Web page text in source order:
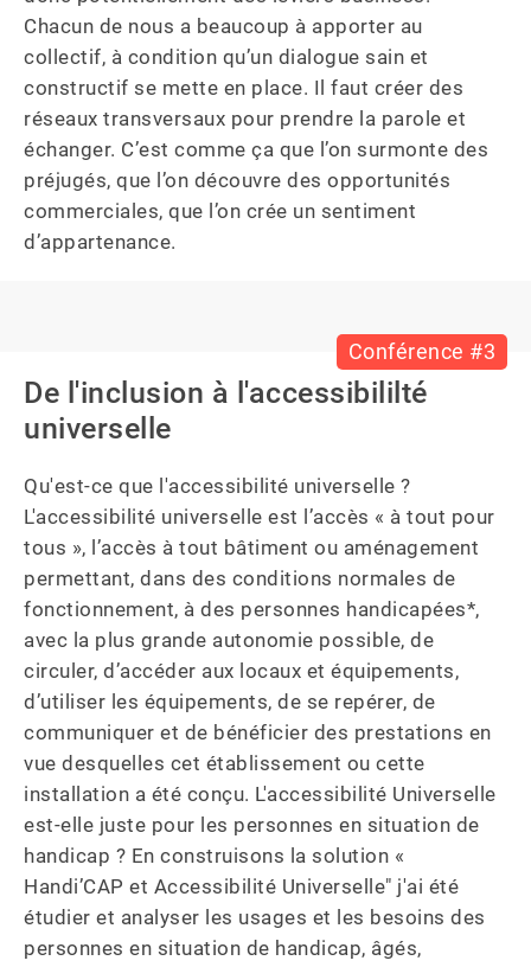
Chacun de nous a beaucoup à apporter au
collectif, à condition qu’un dialogue sain et
constructif se mette en place. Il faut créer des
réseaux transversaux pour prendre la parole et
échanger. C’est comme ça que l’on surmonte des
préjugés, que l’on découvre des opportunités
commerciales, que l’on crée un sentiment
d’appartenance.
Conférence #3
De l'inclusion à l'accessibililté
universelle
Qu'est-ce que l'accessibilité universelle ?
L'accessibilité universelle est l’accès « à tout pour
tous », l’accès à tout bâtiment ou aménagement
permettant, dans des conditions normales de
fonctionnement, à des personnes handicapées*,
avec la plus grande autonomie possible, de
circuler, d’accéder aux locaux et équipements,
d’utiliser les équipements, de se repérer, de
communiquer et de bénéficier des prestations en
vue desquelles cet établissement ou cette
installation a été conçu. L'accessibilité Universelle
est-elle juste pour les personnes en situation de
handicap ? En construisons la solution «
Handi’CAP et Accessibilité Universelle" j'ai été
étudier et analyser les usages et les besoins des
personnes en situation de handicap, âgés,